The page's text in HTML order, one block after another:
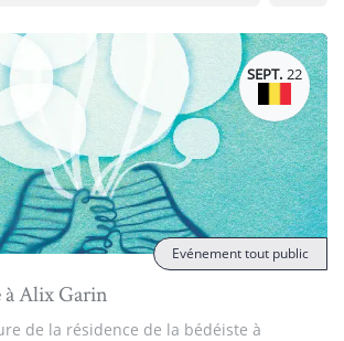
SEPT. 22
à Alix Garin
de la résidence de la bédéiste à
Evénement tout public